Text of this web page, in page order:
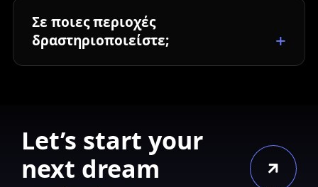
Σε ποιες περιοχές
δραστηριοποιείστε;
Let’s start your
next dream